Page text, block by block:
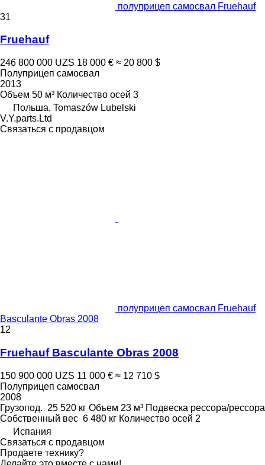
полуприцеп самосвал Fruehauf
31
Fruehauf
246 800 000 UZS 18 000 € ≈ 20 800 $
Полуприцеп самосвал
2013
Объем 50 м³ Количество осей 3
Польша, Tomaszów Lubelski
V.Y.parts.Ltd
Связаться с продавцом
полуприцеп самосвал Fruehauf
Basculante Obras 2008
12
Fruehauf Basculante Obras 2008
150 900 000 UZS 11 000 € ≈ 12 710 $
Полуприцеп самосвал
2008
Грузопод. 25 520 кг Объем 23 м³ Подвеска рессора/рессора
Собственный вес 6 480 кг Количество осей 2
Испания
Связаться с продавцом
Продаете технику?